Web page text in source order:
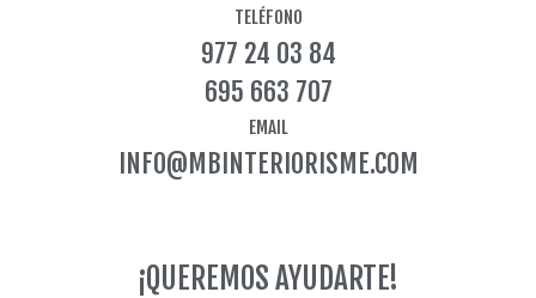
g
r
a
m
TELÉFONO
977 24 03 84
695 663 707
EMAIL
INFO@MBINTERIORISME.COM
¡QUEREMOS AYUDARTE!